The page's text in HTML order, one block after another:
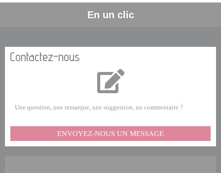
En un clic
Contactez-nous
Une question, une remarque, une suggestion, un commentaire ?
ENVOYEZ-NOUS UN MESSAGE